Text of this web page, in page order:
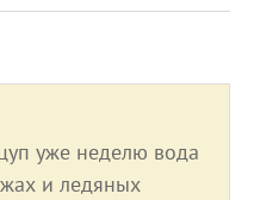
уже неделю вода
и ледяных